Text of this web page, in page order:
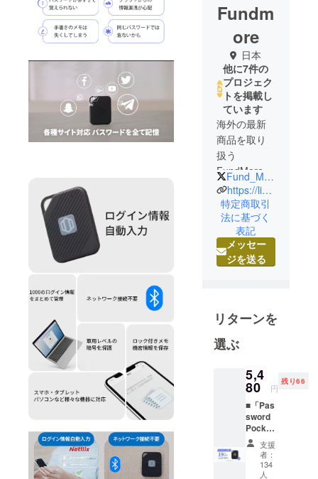
Fundm
ore
日本
他に7件の
プロジェク
トを掲載し
ています
海外の最新
商品を取り
扱う
FundMore公
式アカウン
トです。皆
さまの生活
をより豊か
にするお手
伝いをいた
せはDMもし
くは、LINE
公式アカウ
願いします
https://line.m
e/R/ti/p/@fun
dmore
Fund_More_jp
https://linktr.ee/fundmore
特定商取引
法に基づく
表記
メッセー
ジを送る
リターンを
選ぶ
5,4
80 円
残り66
■「Pas
sword
Pocket
」× 1 一
般販売
予定価
支援
者：
134
人